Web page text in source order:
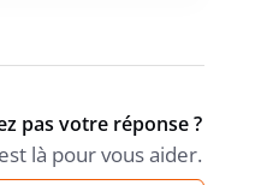
pas votre réponse ?
là pour vous aider.